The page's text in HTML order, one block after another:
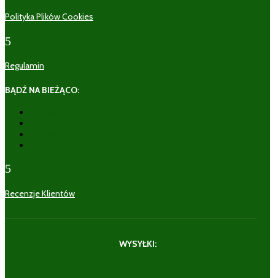
Polityka Plików Cookies
5
Regulamin
BĄDŹ NA BIEŻĄCO:
5
Recenzje Klientów
WYSYŁKI: